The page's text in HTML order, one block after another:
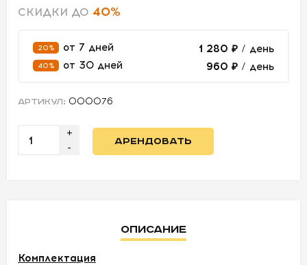
АРЕНДА
ПЕРВАЯ
АРЕНДА
СКИДКИ ДО 40%
20% от 7 дней 1 280 ₽ / день
40% от 30 дней 960 ₽ / день
АРТИКУЛ: 000076
+
-
АРЕНДОВАТЬ
Описание
Комплектация